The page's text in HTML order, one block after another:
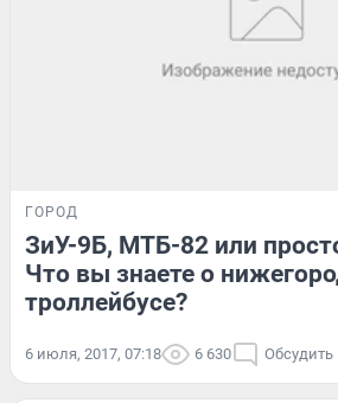
ГОРОД
ЗиУ-9Б, МТБ-82 или
Что вы знаете о
троллейбусе?
6 июля, 2017, 07:18 6 630 Обсудить